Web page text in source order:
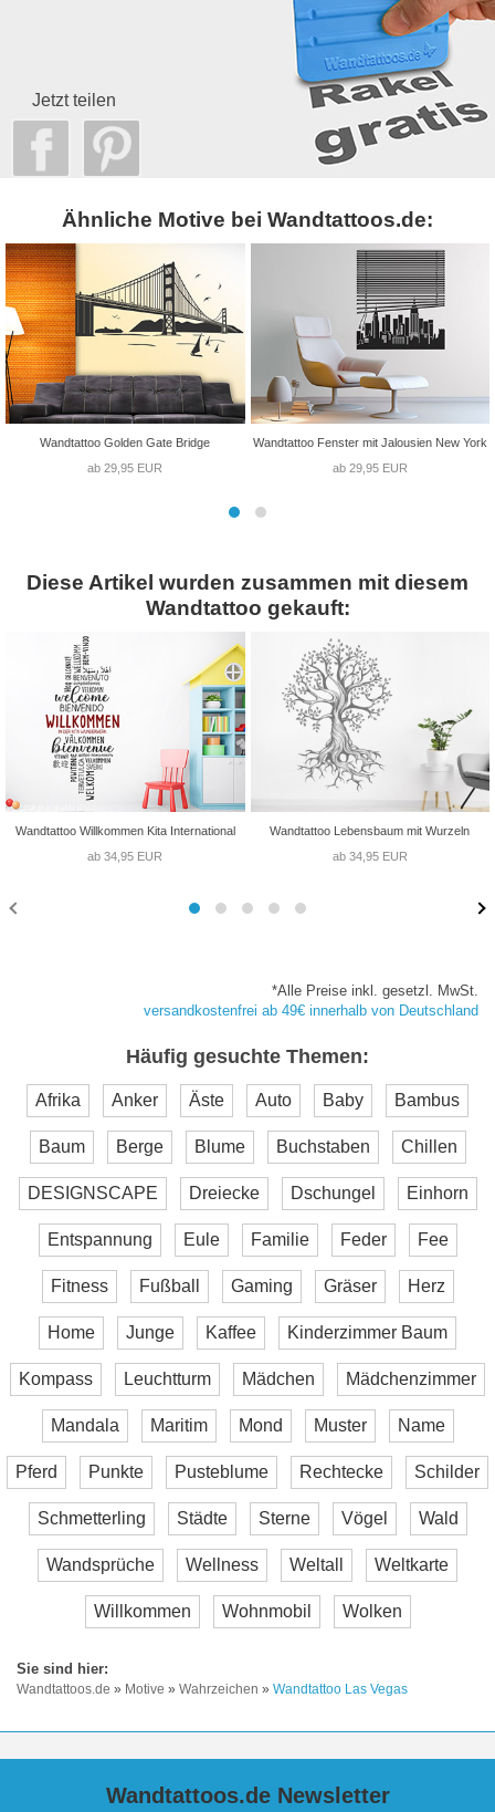
Jetzt teilen
Ähnliche Motive bei Wandtattoos.de:
Wandtattoo Golden Gate Bridge
ab 29,95 EUR
Wandtattoo Fenster mit Jalousien New York
ab 29,95 EUR
Diese Artikel wurden zusammen mit diesem
Wandtattoo gekauft:
Wandtattoo Willkommen Kita International
ab 34,95 EUR
Wandtattoo Lebensbaum mit Wurzeln
ab 34,95 EUR
*Alle Preise inkl. gesetzl. MwSt.
versandkostenfrei ab 49€ innerhalb von Deutschland
Häufig gesuchte Themen:
Afrika Anker Äste Auto Baby Bambus
Baum Berge Blume Buchstaben Chillen
DESIGNSCAPE Dreiecke Dschungel Einhorn
Entspannung Eule Familie Feder Fee
Fitness Fußball Gaming Gräser Herz
Home Junge Kaffee Kinderzimmer Baum
Kompass Leuchtturm Mädchen Mädchenzimmer
Mandala Maritim Mond Muster Name
Pferd Punkte Pusteblume Rechtecke Schilder
Schmetterling Städte Sterne Vögel Wald
Wandsprüche Wellness Weltall Weltkarte
Willkommen Wohnmobil Wolken
Wandtattoos.de » Motive » Wahrzeichen » Wandtattoo Las Vegas
Wandtattoos.de Newsletter